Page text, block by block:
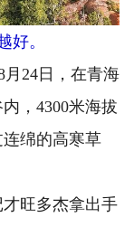
好。
24日，在青海
，4300米海拔
绵的高寒草
旺多杰拿出手